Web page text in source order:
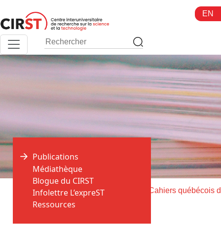
au
contenu
EN
Accueil > Publications >
Publications
Médiathèque
Blogue du CIRST
Infolettre L’expreST
Ressources